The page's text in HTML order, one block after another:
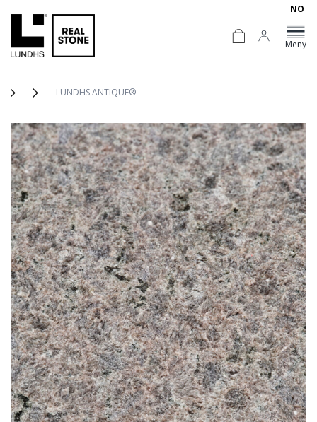
NO
Meny
LUNDHS ANTIQUE®